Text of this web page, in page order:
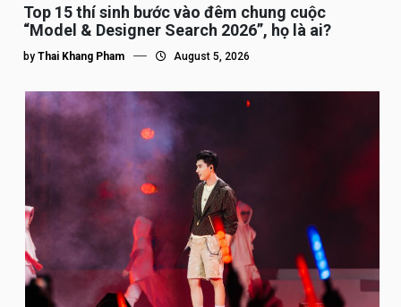
Top 15 thí sinh bước vào đêm chung cuộc
“Model & Designer Search 2026”, họ là ai?
by Thai Khang Pham August 5, 2026